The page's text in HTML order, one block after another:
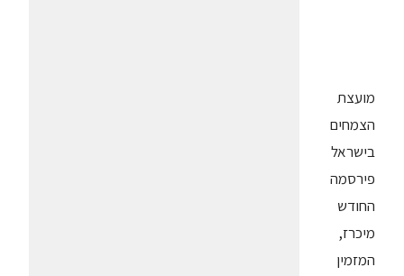
מועצת
הצמחים
בישראל
פירסמה
החודש
מיכרז,
המזמין